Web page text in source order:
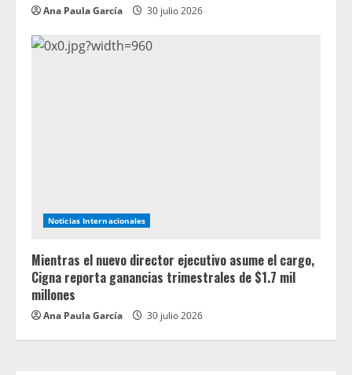
Ana Paula García 30 julio 2026
Noticias Internacionales
Mientras el nuevo director ejecutivo asume el cargo,
Cigna reporta ganancias trimestrales de $1.7 mil
millones
Ana Paula García 30 julio 2026